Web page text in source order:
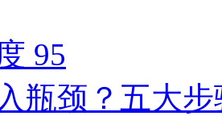
95
瓶颈？五大